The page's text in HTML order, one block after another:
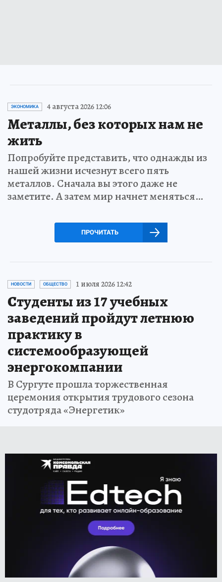
ЭКОНОМИКА 4 августа 2026 12:06
Металлы, без которых нам не
жить
Попробуйте представить, что однажды из
нашей жизни исчезнут всего пять
металлов. Сначала вы этого даже не
заметите. А затем мир начнет меняться…
ПРОЧИТАТЬ
НОВОСТИ ОБЩЕСТВО 1 июля 2026 12:42
Студенты из 17 учебных
заведений пройдут летнюю
практику в
системообразующей
энергокомпании
В Сургуте прошла торжественная
церемония открытия трудового сезона
студотряда «Энергетик»